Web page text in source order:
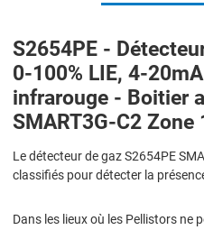
S2654PE -
0-100% LIE, 4-
infrarouge - Boitier
SMART3G-C2
Le détecteur de gaz S2654PE
classifiés pour détecter la
Dans les lieux où les Pellistors ne